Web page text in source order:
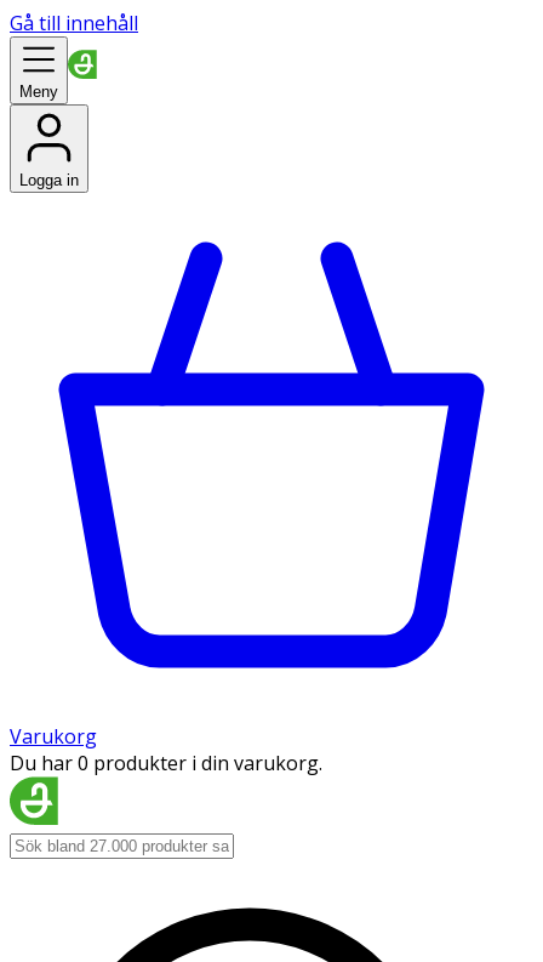
Gå till innehåll
Meny
Logga in
Varukorg
Du har 0 produkter i din varukorg.